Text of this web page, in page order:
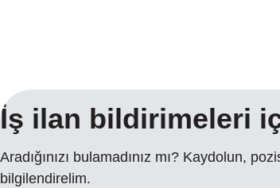
İş ilan bildirimeleri
Aradığınızı bulamadınız mı? Kaydolun,
bilgilendirelim.